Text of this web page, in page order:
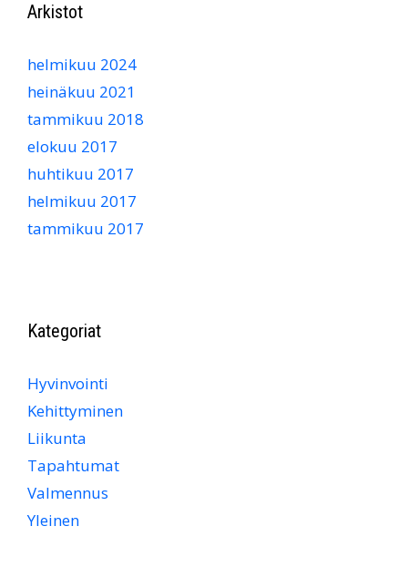
Arkistot
helmikuu 2024
heinäkuu 2021
tammikuu 2018
elokuu 2017
huhtikuu 2017
helmikuu 2017
tammikuu 2017
Kategoriat
Hyvinvointi
Kehittyminen
Liikunta
Tapahtumat
Valmennus
Yleinen